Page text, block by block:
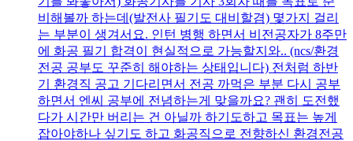
비해볼까 하는데(발전사 필기도 대비할겸) 몇가지 걸리
는 부분이 생겨서요. 인턴 병행 하면서 비전공자가 8주만
에 화공 필기 합격이 현실적으로 가능할지와.. (ncs/환경
전공 공부도 꾸준히 해야하는 상태입니다) 전처럼 하반
기 환경직 공고 기다리면서 전공 까먹은 부분 다시 공부
하면서 엔씨 공부에 전념하는게 맞을까요? 괜히 도전했
다가 시간만 버리는 건 아닐까 하기도하고 목표는 높게
잡아야하나 싶기도 하고 화공직으로 전향하신 환경전공